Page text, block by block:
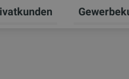
für Erneuerbare